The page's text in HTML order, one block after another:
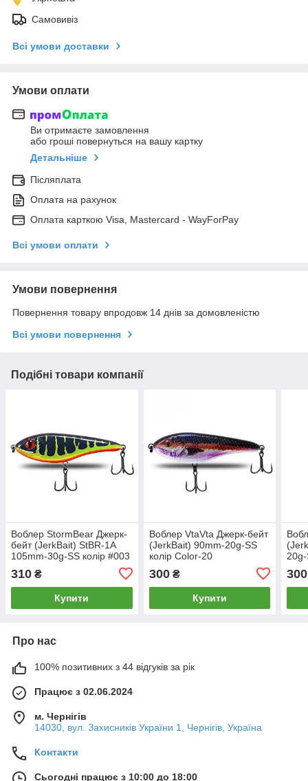
Самовивіз
Всі умови доставки
Умови оплати
Ви отримаєте замовлення
або гроші повернуться на вашу картку
Детальніше
Післяплата
Оплата на рахунок
Оплата карткою Visa, Mastercard - WayForPay
Всі умови оплати
Умови повернення
Повернення товару впродовж 14 днів за домовленістю
Всі умови повернення
Подібні товари компанії
Воблер StormBear Джерк-
бейт (JerkBait) StBR-1A
105mm-30g-SS колір #003
310 ₴
Купити
Воблер VtaVta Джерк-бейт
(JerkBait) 90mm-20g-SS
колір Color-20
300₴
Купити
20g-
300
Про нас
100% позитивних з 44 відгуків за рік
Працює з 02.06.2024
м. Чернігів
14030, вул. Захисників України 1, Чернігів, Україна
Контакти
Сьогодні працює з 10:00 до 18:00